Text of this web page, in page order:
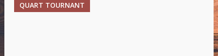
QUART TOURNANT